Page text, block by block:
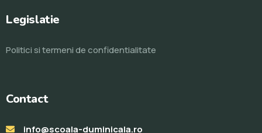
Legislatie
Politici si termeni de confidentialitate
Contact
info@scoala-duminicala.ro